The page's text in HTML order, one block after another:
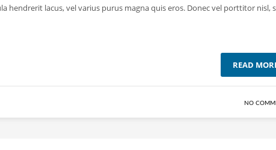
hendrerit lacus, vel varius purus magna quis eros. Donec vel porttitor nisl,
READ
NO